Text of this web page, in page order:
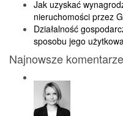
Jak uzyskać
nieruchomości przez
Działalność
sposobu jego
Najnowsze komentarze